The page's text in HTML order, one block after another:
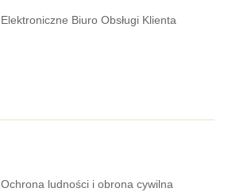
Elektroniczne Biuro Obsługi Klienta
Ochrona ludności i obrona cywilna